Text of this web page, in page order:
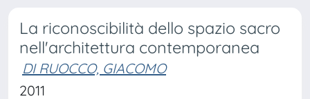
La riconoscibilità dello spazio sacro
nell'architettura contemporanea
DI RUOCCO, GIACOMO
2011